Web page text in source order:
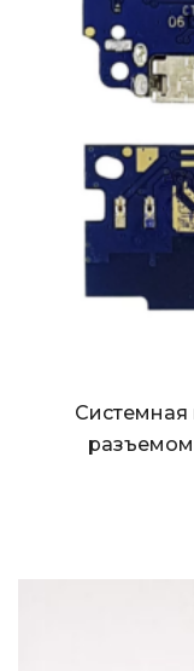
Системная